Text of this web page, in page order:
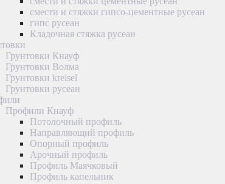
смести и стяжки гипсо-цементные русеан
гипс русеан
Кладочная стяжка русеан
Грунтовки Кнауф
Грунтовки Волма
Грунтовки kreisel
Грунтовки русеан
Профили Кнауф
Потолочный профиль
Направляющий профиль
Опорный профиль
Арочный профиль
Профиль Маячковый
Профиль капельник